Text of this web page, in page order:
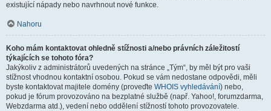
existující nápady nebo navrhnout nové funkce.
Nahoru
Koho mám kontaktovat ohledně stížnosti a/nebo právních záležitostí
týkajících se tohoto fóra?
Jakýkoliv z administrátorů uvedených na stránce „Tým“, by měl být pro vaši
stížnost vhodnou kontaktní osobou. Pokud se vám nedostane odpovědi, měli
byste kontaktovat majitele domény (proveďte WHOIS vyhledávání) nebo,
pokud je fórum provozováno na bezplatné službě (např. Yahoo!, forumzdarma,
Webzdarma atd.), vedení nebo oddělení stížností tohoto provozovatele.